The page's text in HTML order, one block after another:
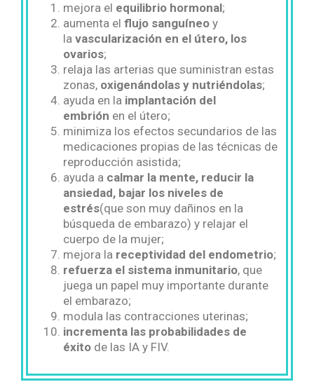
mejora el equilibrio hormonal;
aumenta el flujo sanguíneo y
la vascularización en el útero, los
ovarios;
relaja las arterias que suministran estas
zonas, oxigenándolas y nutriéndolas;
ayuda en la implantación del
embrión en el útero;
minimiza los efectos secundarios de las
medicaciones propias de las técnicas de
reproducción asistida;
ayuda a calmar la mente, reducir la
ansiedad, bajar los niveles de
estrés(que son muy dañinos en la
búsqueda de embarazo) y relajar el
cuerpo de la mujer;
mejora la receptividad del endometrio;
refuerza el sistema inmunitario, que
juega un papel muy importante durante
el embarazo;
modula las contracciones uterinas;
incrementa las probabilidades de
éxito de las IA y FIV.